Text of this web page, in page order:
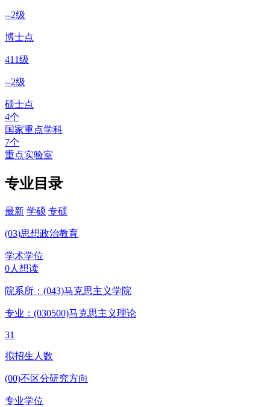
--2级
博士点
41 1级
--2级
硕士点
4个
国家重点学科
7个
重点实验室
专业目录
最新 学硕 专硕
(03)思想政治教育
学术学位
0人想读
院系所：(043)马克思主义学院
专业：(030500)马克思主义理论
31
拟招生人数
(00)不区分研究方向
专业学位